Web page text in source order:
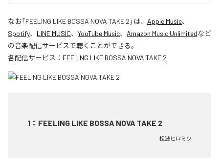
なお「FEELING LIKE BOSSA NOVA TAKE 2 」は、 Apple Music、
Spotify、 LINE MUSIC、 YouTube Music、 Amazon Music Unlimitedなど
の音楽配信サービスで聴くことができる。
各配信サービス： FEELING LIKE BOSSA NOVA TAKE 2
1 ： FEELING LIKE BOSSA NOVA TAKE 2
松波ヒロミツ